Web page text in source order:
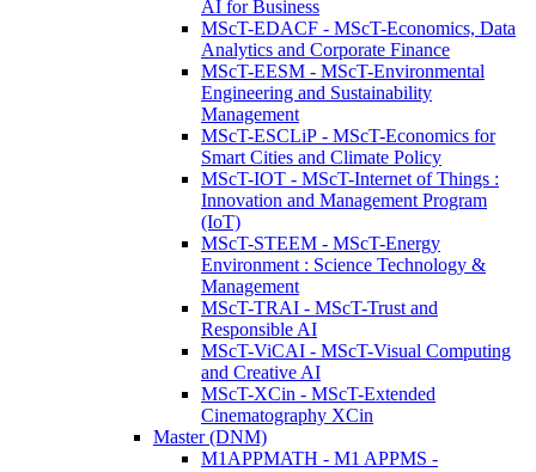
AI for Business
MScT-EDACF - MScT-Economics, Data
Analytics and Corporate Finance
MScT-EESM - MScT-Environmental
Engineering and Sustainability
Management
MScT-ESCLiP - MScT-Economics for
Smart Cities and Climate Policy
MScT-IOT - MScT-Internet of Things :
Innovation and Management Program
(IoT)
MScT-STEEM - MScT-Energy
Environment : Science Technology &
Management
MScT-TRAI - MScT-Trust and
Responsible AI
MScT-ViCAI - MScT-Visual Computing
and Creative AI
MScT-XCin - MScT-Extended
Cinematography XCin
Master (DNM)
M1APPMATH - M1 APPMS -